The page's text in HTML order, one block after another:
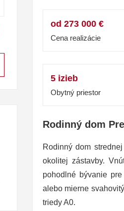
od 273 000 €
Cena realizácie
5 izieb
Obytný priestor
Rodinný dom
Rodinný dom
okolitej zástavby.
pohodlné bývanie
alebo mierne
triedy A0.